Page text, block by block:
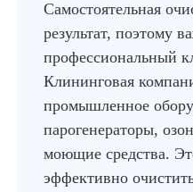
Самостоятельная
результат, поэтому
профессиональный
Клининговая
промышленное
парогенераторы,
моющие средства.
эффективно